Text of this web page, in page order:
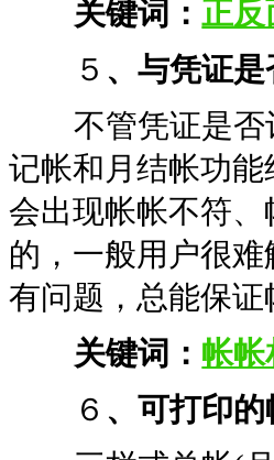
关键词：正反
５ 、与凭证
不管凭证是否记
记帐和月结帐功
会出现帐帐不符
的，一般用户很
有问题，总能保
关键词： 帐帐
６ 、可打印